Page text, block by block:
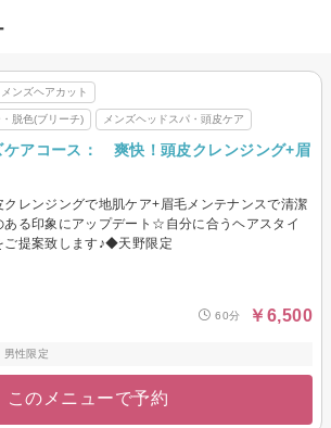
ださい♪
メンズヘアカット
脱色(ブリーチ) メンズヘッドスパ・頭皮ケア
ケアコース： 爽快！頭皮クレンジング+眉
クレンジングで地肌ケア+眉毛メンテナンスで清潔
ある印象にアップデート☆自分に合うヘアスタイ
ご提案致します♪◆天野限定
60分 ￥6,500
男性限定
このメニューで予約